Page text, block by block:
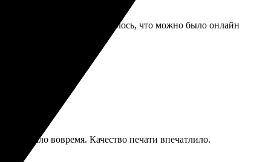
не бликуют. Жене понравилось, что можно было онлайн
пришло вовремя. Качество печати впечатлило.